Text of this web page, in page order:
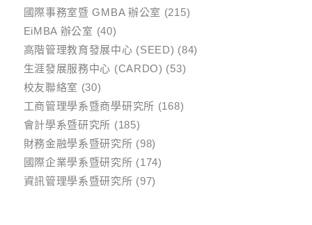
國際事務室暨 GMBA 辦公室 (215)
EiMBA 辦公室 (40)
高階管理教育發展中心 (SEED) (84)
生涯發展服務中心 (CARDO) (53)
校友聯絡室 (30)
工商管理學系暨商學研究所 (168)
會計學系暨研究所 (185)
財務金融學系暨研究所 (98)
國際企業學系暨研究所 (174)
資訊管理學系暨研究所 (97)